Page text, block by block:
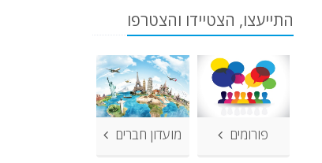
התייעצו, הצטיידו והצטרפו
פורומים מועדון חברים